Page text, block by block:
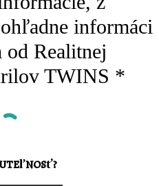
informáci
Realitnej
TWINS *